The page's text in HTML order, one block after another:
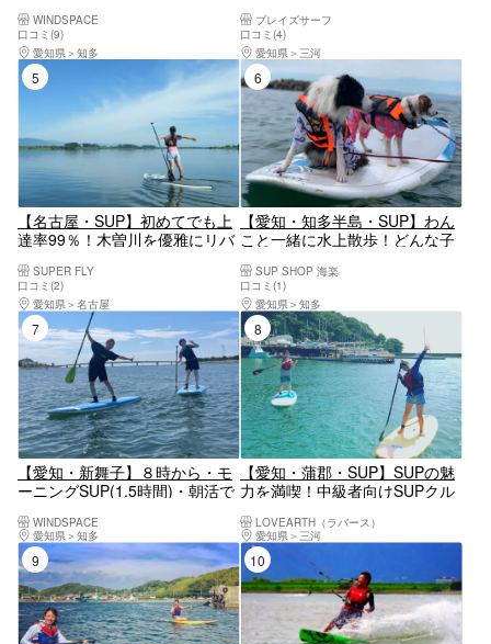
迎！
WINDSPACE
口コミ(9)
愛知県
知多
ブレイズサーフ
口コミ(4)
愛知県
三河
【名古屋・SUP】初めてでも上
達率99％！木曽川を優雅にリバ
SUPER FLY
口コミ(2)
愛知県
名古屋
6位
【愛知・知多半島・SUP】わん
こと一緒に水上散歩！どんな子
遊ぼう♪
SUP SHOP 海楽
口コミ(1)
愛知県
知多
7位
【愛知・新舞子】８時から・モ
ーニングSUP(1.5時間)・朝活で
WINDSPACE
愛知県
知多
8位
【愛知・蒲郡・SUP】SUPの魅
力を満喫！中級者向けSUPクル
LOVEARTH（ラバース）
愛知県
三河
9位 10位